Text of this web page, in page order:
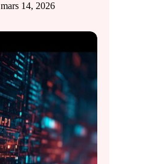
mars 14, 2026